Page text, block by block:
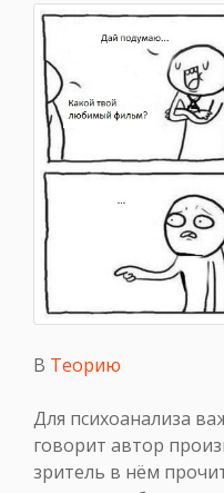
В Теорию
Для психоанализа
говорит автор
зритель в нём